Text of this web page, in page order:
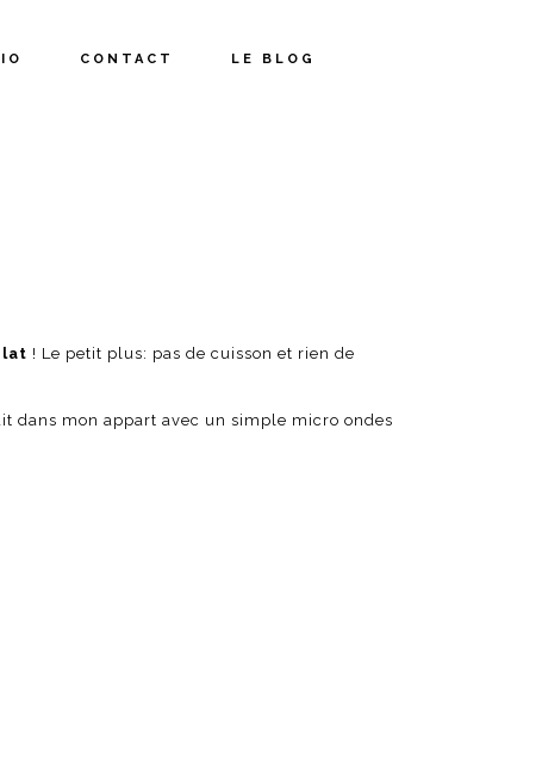
CONTACT LE BLOG
! Le petit plus: pas de cuisson et rien de
dans mon appart avec un simple micro ondes